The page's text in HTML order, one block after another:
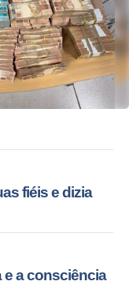
fiéis e dizia
e a consciência